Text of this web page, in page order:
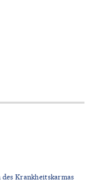
Krankheitskarmas